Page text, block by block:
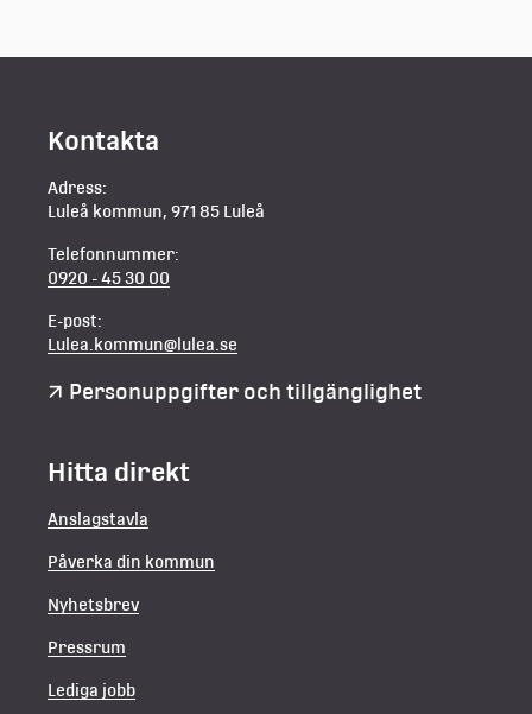
Kontakta
Adress:
Luleå kommun, 971 85 Luleå
Telefonnummer:
0920 - 45 30 00
E-post:
Lulea.kommun@lulea.se
Personuppgifter och tillgänglighet
Hitta direkt
Anslagstavla
Påverka din kommun
Nyhetsbrev
Pressrum
Lediga jobb